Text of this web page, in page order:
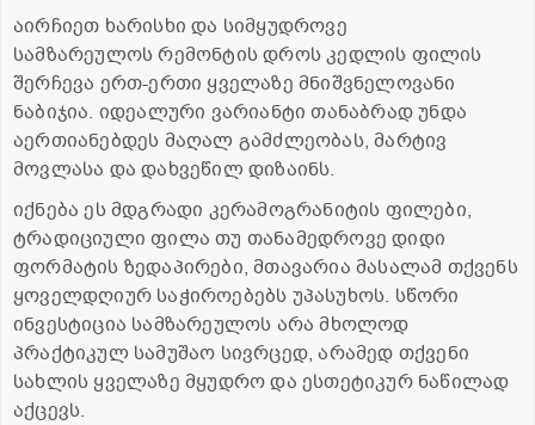
აირჩიეთ ხარისხი და სიმყუდროვე
სამზარეულოს რემონტის დროს კედლის ფილის
შერჩევა ერთ-ერთი ყველაზე მნიშვნელოვანი
ნაბიჯია. იდეალური ვარიანტი თანაბრად უნდა
აერთიანებდეს მაღალ გამძლეობას, მარტივ
მოვლასა და დახვეწილ დიზაინს.
იქნება ეს მდგრადი კერამოგრანიტის ფილები,
ტრადიციული ფილა თუ თანამედროვე დიდი
ფორმატის ზედაპირები, მთავარია მასალამ თქვენს
ყოველდღიურ საჭიროებებს უპასუხოს. სწორი
ინვესტიცია სამზარეულოს არა მხოლოდ
პრაქტიკულ სამუშაო სივრცედ, არამედ თქვენი
სახლის ყველაზე მყუდრო და ესთეტიკურ ნაწილად
აქცევს.